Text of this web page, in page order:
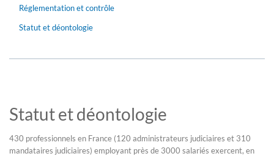
Réglementation et contrôle
Statut et déontologie
Statut et déontologie
430 professionnels en France (120 administrateurs judiciaires et 310
mandataires judiciaires) employant près de 3000 salariés exercent, en